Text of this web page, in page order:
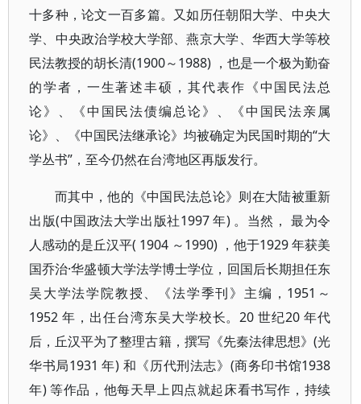
十多种，论文一百多篇。又如历任朝阳大学、中央大
学、中央政治学校大学部、燕京大学、华西大学等校
民法教授的胡长清(1900～1988) ，也是一个极为勤奋
的学者，一生著述丰硕，其代表作《中国民法总
论》、《中国民法债编总论》、《中国民法亲属
论》、《中国民法继承论》均被确定为民国时期的“大
学丛书”，至今仍然在台湾地区再版发行。
而其中，他的《中国民法总论》则在大陆被重新
出版(中国政法大学出版社1997 年) 。当然， 最为令
人感动的是丘汉平( 1904 ～1990) ，他于1929 年获美
国乔治·华盛顿大学法学博士学位，回国后长期担任东
吴大学法学院教授、《法学季刊》主编，1951～
1952 年，出任台湾东吴大学校长。20 世纪20 年代
后，丘汉平为了整理古籍，撰写《先秦法律思想》(光
华书局1931 年) 和《历代刑法志》(商务印书馆1938
年) 等作品，他每天早上四点就起床看书写作，持续